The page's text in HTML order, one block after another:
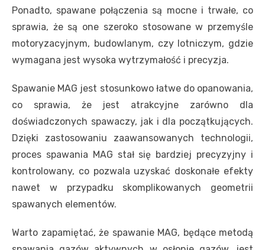
Ponadto, spawane połączenia są mocne i trwałe, co
sprawia, że są one szeroko stosowane w przemyśle
motoryzacyjnym, budowlanym, czy lotniczym, gdzie
wymagana jest wysoka wytrzymałość i precyzja.
Spawanie MAG jest stosunkowo łatwe do opanowania,
co sprawia, że ​​jest atrakcyjne zarówno dla
doświadczonych spawaczy, jak i dla początkujących.
Dzięki zastosowaniu zaawansowanych technologii,
proces spawania MAG stał się bardziej precyzyjny i
kontrolowany, co pozwala uzyskać doskonałe efekty
nawet w przypadku skomplikowanych geometrii
spawanych elementów.
Warto zapamiętać, że spawanie MAG, będące metodą